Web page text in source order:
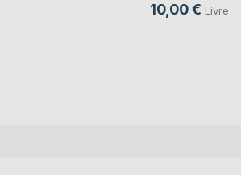
10,00 € Livre